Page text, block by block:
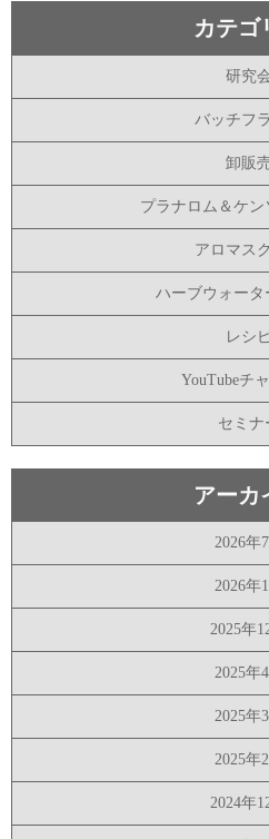
カテゴ
研究
バッチフ
卸販
プラナロム＆ケン
アロマス
ハーブウォータ
レシ
YouTubeチ
セミナ
アーカ
2026年7
2026年1
2025年
2025年4
2025年3
2025年2
2024年